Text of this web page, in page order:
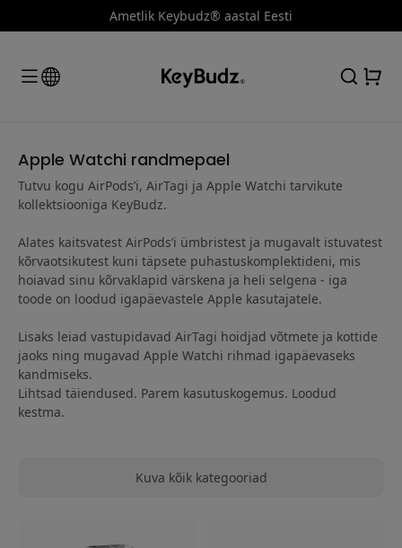
Ametlik Keybudz® aastal Eesti
Apple Watchi randmepael
Tutvu kogu AirPods’i, AirTagi ja Apple Watchi tarvikute
kollektsiooniga KeyBudz.
Alates kaitsvatest AirPods’i ümbristest ja mugavalt istuvatest
kõrvaotsikutest kuni täpsete puhastuskomplektideni, mis
hoiavad sinu kõrvaklapid värskena ja heli selgena - iga
toode on loodud igapäevastele Apple kasutajatele.
Lisaks leiad vastupidavad AirTagi hoidjad võtmete ja kottide
jaoks ning mugavad Apple Watchi rihmad igapäevaseks
kandmiseks.
Lihtsad täiendused. Parem kasutuskogemus. Loodud
kestma.
Kuva kõik kategooriad